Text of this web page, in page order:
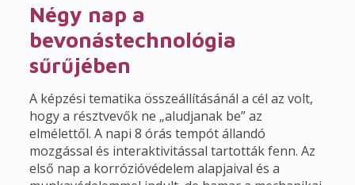
Négy nap a
bevonástechnológia
sűrűjében
A képzési tematika összeállításánál a cél az volt,
hogy a résztvevők ne „aludjanak be” az
elmélettől. A napi 8 órás tempót állandó
mozgással és interaktivitással tartották fenn. Az
első nap a korrózióvédelem alapjaival és a